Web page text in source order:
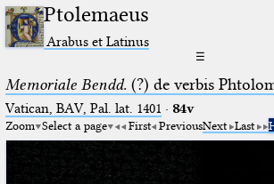
Ptolemaeus
Arabus et Latinus
☰
Memoriale Bendd. (?) de verbis
Vatican, BAV, Pal. lat. 1401 · 84v
Zoom Select a page First PreviousNext Last